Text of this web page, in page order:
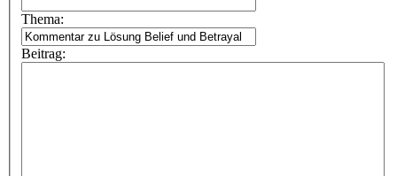
Thema:
Beitrag: